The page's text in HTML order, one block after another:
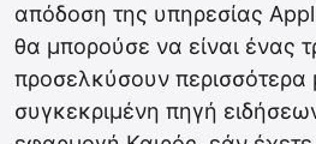
απόδοση της υπηρεσίας
θα μπορούσε να είναι ένας
προσελκύσουν περισσότερα
συγκεκριμένη πηγή